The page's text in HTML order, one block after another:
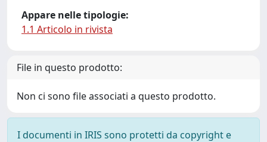
Appare nelle tipologie:
1.1 Articolo in rivista
File in questo prodotto:
Non ci sono file associati a questo prodotto.
I documenti in IRIS sono protetti da copyright e